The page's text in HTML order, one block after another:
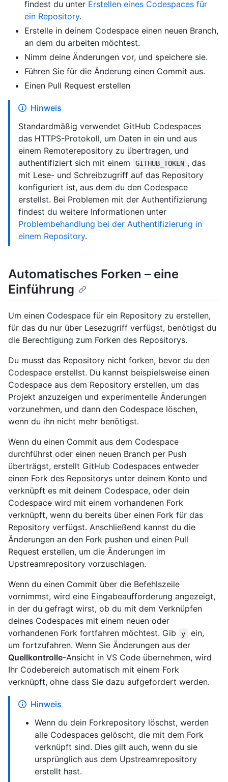
findest du unter Erstellen eines Codespaces für
ein Repository.
Erstelle in deinem Codespace einen neuen Branch,
an dem du arbeiten möchtest.
Nimm deine Änderungen vor, und speichere sie.
Führen Sie für die Änderung einen Commit aus.
Einen Pull Request erstellen
Hinweis
Standardmäßig verwendet GitHub Codespaces
das HTTPS-Protokoll, um Daten in ein und aus
einem Remoterepository zu übertragen, und
authentifiziert sich mit einem
GITHUB_TOKEN , das
mit Lese- und Schreibzugriff auf das Repository
konfiguriert ist, aus dem du den Codespace
erstellst. Bei Problemen mit der Authentifizierung
findest du weitere Informationen unter
Problembehandlung bei der Authentifizierung in
einem Repository.
Automatisches Forken – eine
Einführung
Um einen Codespace für ein Repository zu erstellen,
für das du nur über Lesezugriff verfügst, benötigst du
die Berechtigung zum Forken des Repositorys.
Du musst das Repository nicht forken, bevor du den
Codespace erstellst. Du kannst beispielsweise einen
Codespace aus dem Repository erstellen, um das
Projekt anzuzeigen und experimentelle Änderungen
vorzunehmen, und dann den Codespace löschen,
wenn du ihn nicht mehr benötigst.
Wenn du einen Commit aus dem Codespace
durchführst oder einen neuen Branch per Push
überträgst, erstellt GitHub Codespaces entweder
einen Fork des Repositorys unter deinem Konto und
verknüpft es mit deinem Codespace, oder dein
Codespace wird mit einem vorhandenen Fork
verknüpft, wenn du bereits über einen Fork für das
Repository verfügst. Anschließend kannst du die
Änderungen an den Fork pushen und einen Pull
Request erstellen, um die Änderungen im
Upstreamrepository vorzuschlagen.
Wenn du einen Commit über die Befehlszeile
vornimmst, wird eine Eingabeaufforderung angezeigt,
in der du gefragt wirst, ob du mit dem Verknüpfen
deines Codespaces mit einem neuen oder
vorhandenen Fork fortfahren möchtest. Gib
y
ein,
um fortzufahren. Wenn Sie Änderungen aus der
Quellkontrolle-Ansicht in VS Code übernehmen, wird
Ihr Codebereich automatisch mit einem Fork
verknüpft, ohne dass Sie dazu aufgefordert werden.
Hinweis
Wenn du dein Forkrepository löschst, werden
alle Codespaces gelöscht, die mit dem Fork
verknüpft sind. Dies gilt auch, wenn du sie
ursprünglich aus dem Upstreamrepository
erstellt hast.